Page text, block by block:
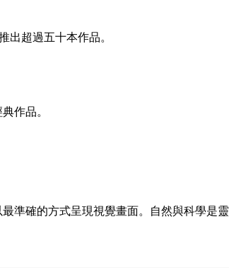
出超過五十本作品。
作品。
準確的方式呈現視覺畫面。自然與科學是靈